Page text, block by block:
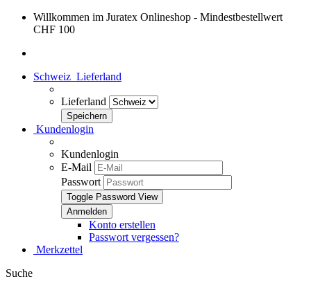
Willkommen im Juratex Onlineshop - Mindestbestellwert
CHF 100
Schweiz Lieferland
Lieferland
Kundenlogin
Kundenlogin
E-Mail
Passwort
Toggle Password View
Konto erstellen
Passwort vergessen?
Merkzettel
Suche